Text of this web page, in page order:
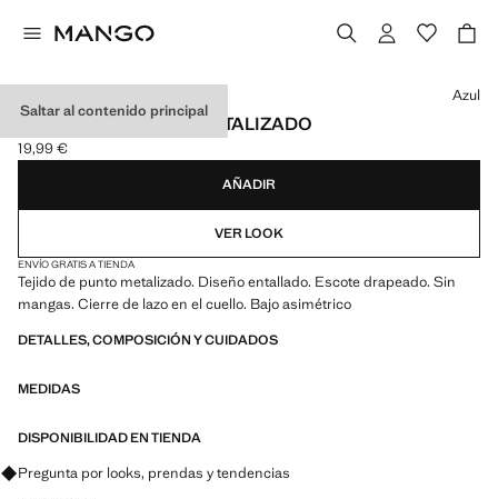
Saltar al contenido principal
TOP HALTER PUNTO METALIZADO
Precio actual [19,99 € ]
19,99 €
Selecciona un color
Azul
AÑADIR
VER LOOK
ENVÍO GRATIS A TIENDA
Tejido de punto metalizado. Diseño entallado. Escote drapeado. Sin
mangas. Cierre de lazo en el cuello. Bajo asimétrico
DETALLES, COMPOSICIÓN Y CUIDADOS
MEDIDAS
DISPONIBILIDAD EN TIENDA
Pregunta por looks, prendas y tendencias